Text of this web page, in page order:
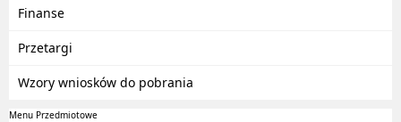
Finanse
Przetargi
Wzory wniosków do pobrania
Menu Przedmiotowe